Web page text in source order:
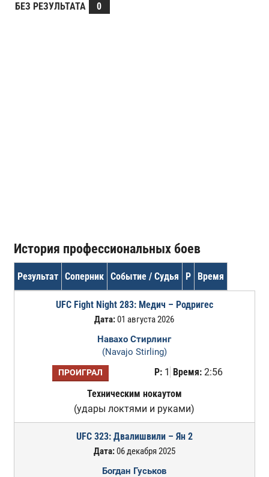
БЕЗ РЕЗУЛЬТАТА
0
История профессиональных боев
Результат Соперник Событие / Судья Р Время
UFC Fight Night 283: Медич – Родригес
Дата:01 августа 2026
Навахо Стирлинг
(Navajo Stirling)
ПРОИГРАЛ Р:1 Время:2:56
Техническим нокаутом
(удары локтями и руками)
UFC 323: Двалишвили – Ян 2
Дата:06 декабря 2025
Богдан Гуськов